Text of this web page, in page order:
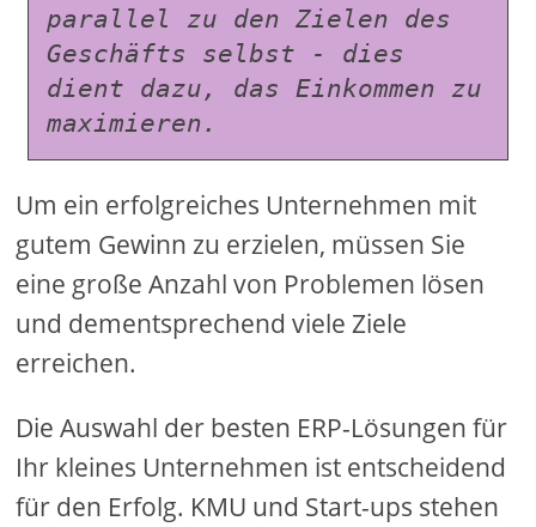
parallel zu den Zielen des
Geschäfts selbst - dies
dient dazu, das Einkommen zu
maximieren.
Um ein erfolgreiches Unternehmen mit
gutem Gewinn zu erzielen, müssen Sie
eine große Anzahl von Problemen lösen
und dementsprechend viele Ziele
erreichen.
Die Auswahl der besten ERP-Lösungen für
Ihr kleines Unternehmen ist entscheidend
für den Erfolg. KMU und Start-ups stehen